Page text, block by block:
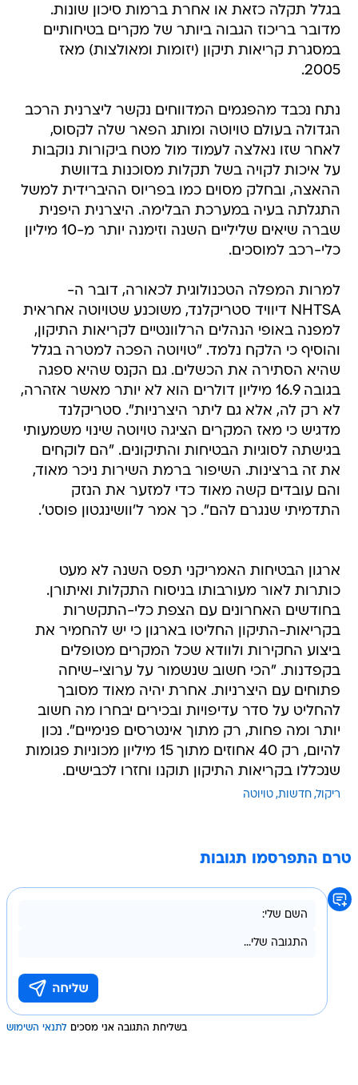
בגלל תקלה כזאת או אחרת ברמות סיכון שונות.
מדובר בריכוז הגבוה ביותר של מקרים בטיחותיים
במסגרת קריאות תיקון (יזומות ומאולצות) מאז
2005.
נתח נכבד מהפגמים המדווחים נקשר ליצרנית הרכב
הגדולה בעולם טויוטה ומותג הפאר שלה לקסוס,
לאחר שזו נאלצה לעמוד מול מטח ביקורות נוקבות
על איכות לקויה בשל תקלות מסוכנות בדוושת
ההאצה, ובחלק מסוים כמו בפריוס ההיברידית למשל
התגלתה בעיה במערכת הבלימה. היצרנית היפנית
שברה שיאים שליליים השנה וזימנה יותר מ-10 מיליון
כלי-רכב למוסכים.
למרות המפלה הטכנולוגית לכאורה, דובר ה-
NHTSA דיוויד סטריקלנד, משוכנע שטויוטה אחראית
למפנה באופי הנהלים הרלוונטיים לקריאות התיקון,
והוסיף כי הלקח נלמד. "טויוטה הפכה למטרה בגלל
שהיא הסתירה את הכשלים. גם הקנס שהיא ספגה
בגובה 16.9 מיליון דולרים הוא לא יותר מאשר אזהרה,
לא רק לה, אלא גם ליתר היצרניות". סטריקלנד
מדגיש כי מאז המקרים הציגה טויוטה שינוי משמעותי
בגישתה לסוגיות הבטיחות והתיקונים. "הם לוקחים
את זה ברצינות. השיפור ברמת השירות ניכר מאוד,
והם עובדים קשה מאוד כדי למזער את הנזק
התדמיתי שנגרם להם". כך אמר ל'וושינגטון פוסט'.
ארגון הבטיחות האמריקני תפס השנה לא מעט
כותרות לאור מעורבותו בניסוח התקלות ואיתורן.
בחודשים האחרונים עם הצפת כלי-התקשרות
בקריאות-התיקון החליטו בארגון כי יש להחמיר את
ביצוע החקירות ולוודא שכל המקרים מטופלים
בקפדנות. "הכי חשוב שנשמור על ערוצי-שיחה
פתוחים עם היצרניות. אחרת יהיה מאוד מסובך
להחליט על סדר עדיפויות ובכירים יבחרו מה חשוב
יותר ומה פחות, רק מתוך אינטרסים פנימיים". נכון
להיום, רק 40 אחוזים מתוך 15 מיליון מכוניות פגומות
שנכללו בקריאות התיקון תוקנו וחזרו לכבישים.
ריקול חדשות טויוטה
טרם התפרסמו תגובות
בשליחת התגובה אני מסכים לתנאי השימוש